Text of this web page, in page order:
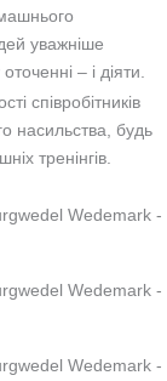
уважніше
– і діяти.
співробітників
насильства, будь
тренінгів.